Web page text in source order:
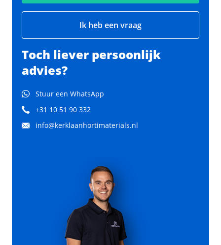
Ik heb een vraag
Toch liever persoonlijk
advies?
Stuur een WhatsApp
+31 10 51 90 332
info@kerklaanhortimaterials.nl